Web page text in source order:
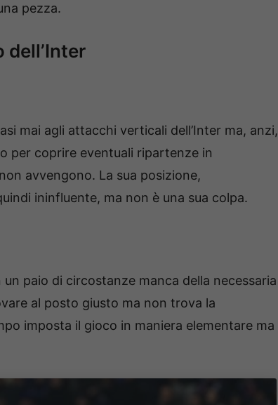
pezza.
dell’Inter
mai agli attacchi verticali dell’Inter ma, anzi,
per coprire eventuali ripartenze in
avvengono. La sua posizione,
ininfluente, ma non è una sua colpa.
paio di circostanze manca della necessaria
al posto giusto ma non trova la
imposta il gioco in maniera elementare ma